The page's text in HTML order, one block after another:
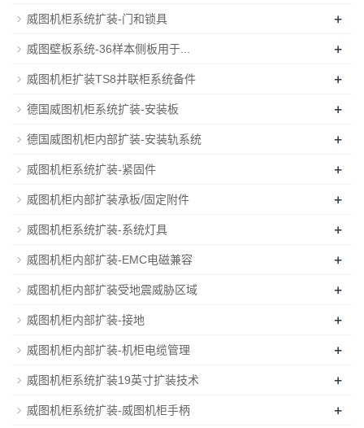
威图机柜系统扩装-门和锁具 +
威图壁板系统-36样本侧板用于... +
威图机柜扩装TS8并联柜系统备件 +
德国威图机柜系统扩装-安装板 +
德国威图机柜内部扩装-安装轨系统 +
威图机柜系统扩装-紧固件 +
威图机柜内部扩装承板/固定附件 +
威图机柜系统扩装-系统灯具 +
威图机柜内部扩装-EMC电磁兼容 +
威图机柜内部扩装受地震威胁区域 +
威图机柜内部扩装-接地 +
威图机柜内部扩装-机柜电缆管理 +
威图机柜系统扩装19英寸扩装技术 +
威图机柜系统扩装-威图机柜手柄 +